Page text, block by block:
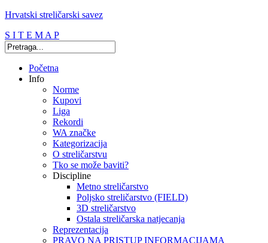
Hrvatski streličarski savez
S I T E M A P
Početna
Info
Norme
Kupovi
Liga
Rekordi
WA značke
Kategorizacija
O streličarstvu
Tko se može baviti?
Discipline
Metno streličarstvo
Poljsko streličarstvo (FIELD)
3D streličarstvo
Ostala streličarska natjecanja
Reprezentacija
PRAVO NA PRISTUP INFORMACIJAMA